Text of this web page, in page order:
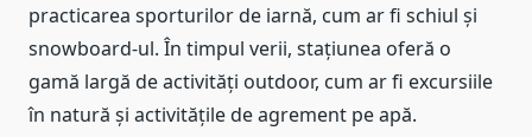
practicarea sporturilor de iarnă, cum ar fi schiul și
snowboard-ul. În timpul verii, stațiunea oferă o
gamă largă de activități outdoor, cum ar fi excursiile
în natură și activitățile de agrement pe apă.